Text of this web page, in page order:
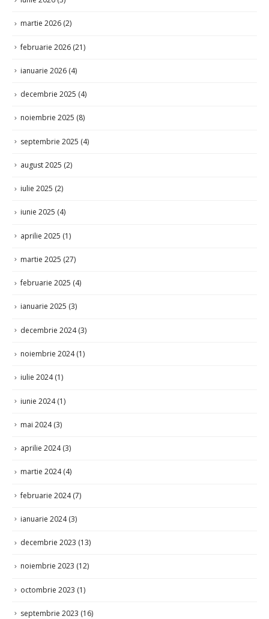
martie 2026 (2)
februarie 2026 (21)
ianuarie 2026 (4)
decembrie 2025 (4)
noiembrie 2025 (8)
septembrie 2025 (4)
august 2025 (2)
iulie 2025 (2)
iunie 2025 (4)
aprilie 2025 (1)
martie 2025 (27)
februarie 2025 (4)
ianuarie 2025 (3)
decembrie 2024(3)
noiembrie 2024(1)
iulie 2024(1)
iunie 2024(1)
mai 2024(3)
aprilie 2024(3)
martie 2024(4)
februarie 2024(7)
ianuarie 2024(3)
decembrie 2023 (13)
noiembrie 2023 (12)
octombrie 2023 (1)
septembrie 2023 (16)